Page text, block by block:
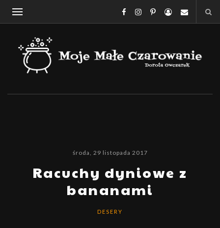
środa, 29 listopada 2017
Racuchy dyniowe z
bananami
DESERY